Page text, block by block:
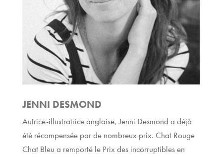
JENNI DESMOND
Autrice-illustratrice anglaise, Jenni Desmond a déjà
été récompensée par de nombreux prix. Chat Rouge
Chat Bleu a remporté le Prix des incorruptibles en